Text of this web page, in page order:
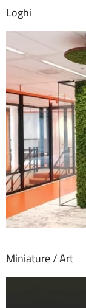
Loghi
Miniature / Art